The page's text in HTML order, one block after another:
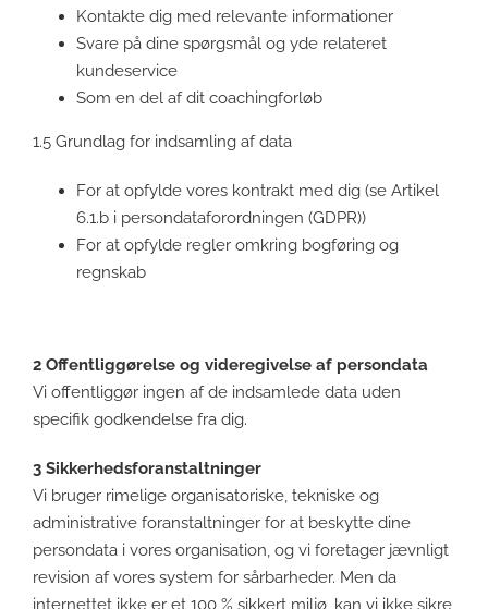
Kontakte dig med relevante informationer
Svare på dine spørgsmål og yde relateret
kundeservice
Som en del af dit coachingforløb
1.5 Grundlag for indsamling af data
For at opfylde vores kontrakt med dig (se Artikel
6.1.b i persondataforordningen (GDPR))
For at opfylde regler omkring bogføring og
regnskab
2 Offentliggørelse og videregivelse af persondata
Vi offentliggør ingen af de indsamlede data uden
specifik godkendelse fra dig.
3 Sikkerhedsforanstaltninger
Vi bruger rimelige organisatoriske, tekniske og
administrative foranstaltninger for at beskytte dine
persondata i vores organisation, og vi foretager jævnligt
revision af vores system for sårbarheder. Men da
internettet ikke er et 100 % sikkert miljø, kan vi ikke sikre